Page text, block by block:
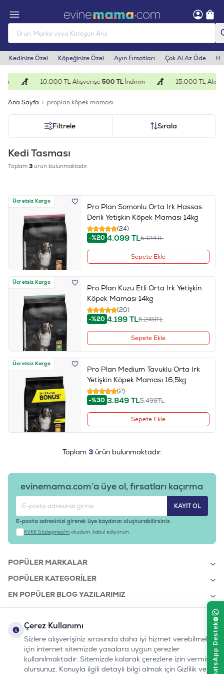
Kedinize Özel Köpeğinize Özel Ayın Fırsatları Çok Al Az Öde
10.000 TL Alışverişe500 TLİndirim 15.000 TL
Ana Sayfa proplan köpek maması
Filtrele Sırala
Kedi Tasması
Toplam 3 ürün bulunmaktadır.
Ücretsiz Kargo
Pro Plan Somonlu Orta Irk Hassas
Derili Yetişkin Köpek Maması 14kg
(24)
-%20 4.099TL5.124TL
Sepete Ekle
Ücretsiz Kargo
Pro Plan Kuzu Etli Orta Irk Yetişkin
Köpek Maması 14kg
(20)
-%20 4.199TL5.249TL
Sepete Ekle
Ücretsiz Kargo
Pro Plan Medium Tavuklu Orta Irk
Yetişkin Köpek Maması 16,5kg
(2)
-%30 3.849TL5.499TL
Sepete Ekle
Toplam 3ürün bulunmaktadır.
evinemama.com’a üye ol, fırsatları kaçırma
KAYIT OL
E-posta adresinizi girerek üye kaydınızı oluşturabilirsiniz.
KVKK Sözleşmesi'ni okudum, kabul ediyorum.
POPÜLER MARKALAR
POPÜLER KATEGORILER
EN POPÜLER BLOG YAZILARIMIZ
KURUMSAL
bizi takip edin: 0232 7000 212
Çerez Kullanımı
Sizlere alışverişiniz sırasında daha iyi hizmet verebilmek
için internet sitemizde yasalara uygun çerezler
kullanılmaktadır. Sitemizde kalarak çerezlere izin vermiş
olursunuz. Konuyla ilgili detaylı bilgi almak için Gizlilik ve